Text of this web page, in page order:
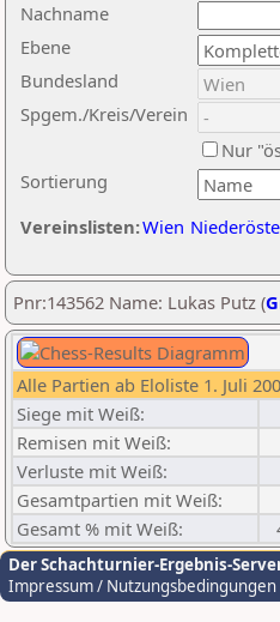
Nachname
Ebene
Sortierung
Bundesland
Spgem./Kreis/Verein
Nur
Vereinslisten:Wien
Pnr:143562 Name: Lukas Putz (
Alle Partien ab Eloliste 1. Juli
Siege mit Weiß:
Remisen mit Weiß:
Verluste mit Weiß:
Gesamtpartien mit Weiß:
Gesamt % mit Weiß:
Der Schachturnier-Ergebnis-
Impressum / Nutzungsbedingungen